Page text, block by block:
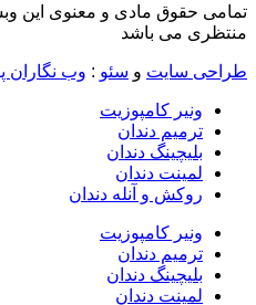
تمامی حقوق مادی و معنوی این
منتظری می باشد
طراحی سایتوسئو: وب نگاران
ونیر کامپوزیت
ترمیم دندان
بلیچینگ دندان
لمینت دندان
روکش و آنله دندان
ونیر کامپوزیت
ترمیم دندان
بلیچینگ دندان
لمینت دندان